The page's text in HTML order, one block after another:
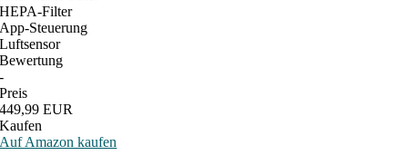
HEPA-Filter
App-Steuerung
Luftsensor
Bewertung
-
Preis
449,99 EUR
Kaufen
Auf Amazon kaufen